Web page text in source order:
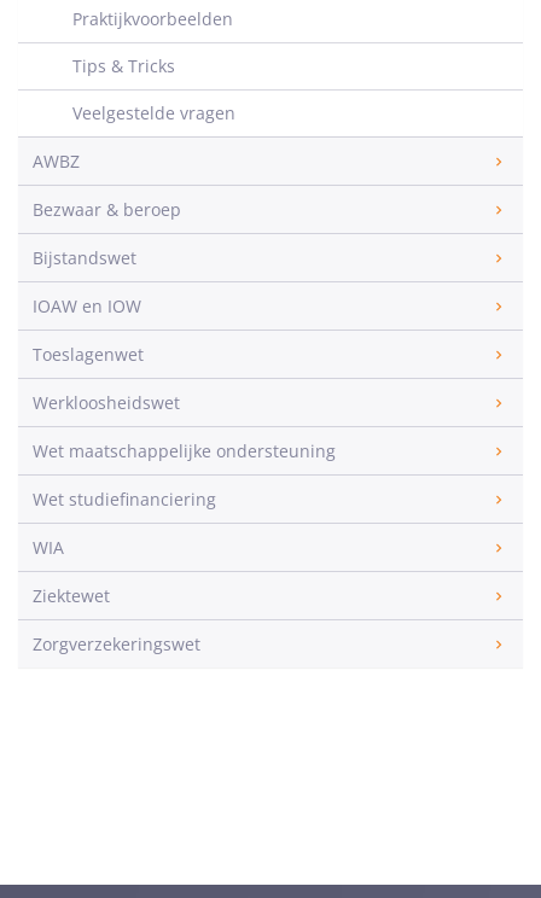
Praktijkvoorbeelden
Tips & Tricks
Veelgestelde vragen
AWBZ
Bezwaar & beroep
Bijstandswet
IOAW en IOW
Toeslagenwet
Werkloosheidswet
Wet maatschappelijke ondersteuning
Wet studiefinanciering
WIA
Ziektewet
Zorgverzekeringswet